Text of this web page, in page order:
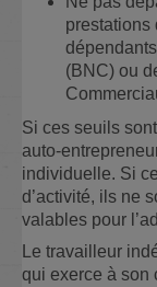
prestations
(BNC) ou
Si ces seuils
auto-
individuelle. Si
d’activité, ils ne
valables pour
Le travailleur
qui exerce à son